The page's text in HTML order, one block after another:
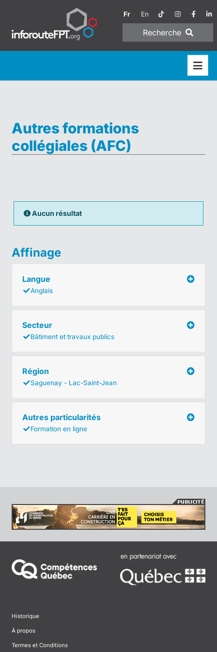
Fr En
Recherche
Autres formations
collégiales (AFC)
Aucun résultat
Affinage
Langue
Anglais
Secteur
Bâtiment et travaux publics
Région
Saguenay - Lac-Saint-Jean
Autres particularités
Formation en ligne
Historique
À propos
Termes et Conditions